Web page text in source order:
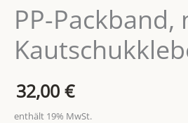
PP-Packband,
32,00 €
enthält 19% MwSt.